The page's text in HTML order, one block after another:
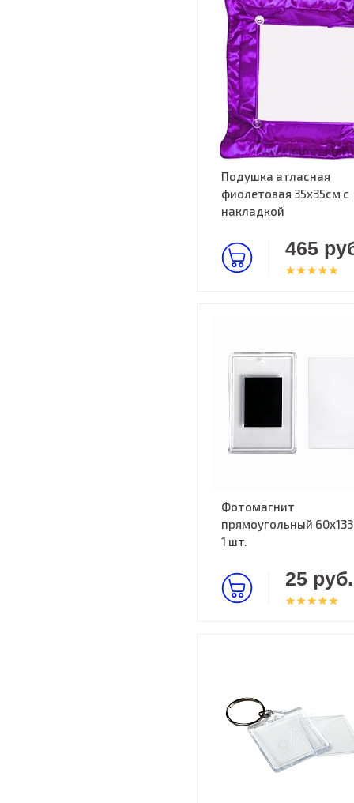
Подушка атласная
фиолетовая 35х35см c
накладкой
465
Фотомагнит
прямоугольный
1 шт.
25 руб.